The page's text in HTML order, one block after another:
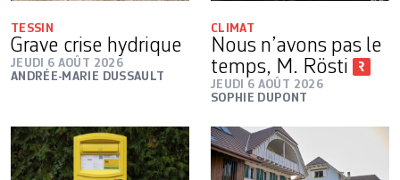
TESSIN
Grave crise hydrique
JEUDI 6 AOÛT 2026
ANDRÉE-MARIE DUSSAULT
CLIMAT
Nous n’avons pas le
temps, M. Rösti
JEUDI 6 AOÛT 2026
SOPHIE DUPONT